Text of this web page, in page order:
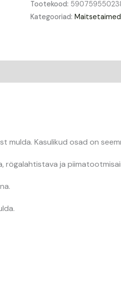
Tootekood:
Kategooriad:Maitsetaimed
mulda. Kasulikud osad on
rögalahtistava ja